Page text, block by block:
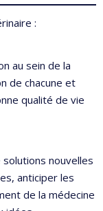
:
au sein de la
de chacune et
qualité de vie
nouvelles
anticiper les
de la médecine